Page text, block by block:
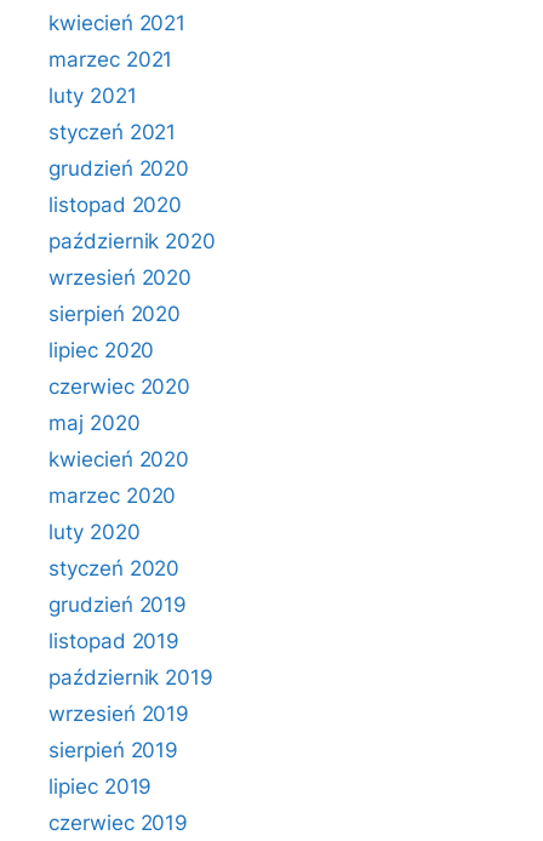
kwiecień 2021
marzec 2021
luty 2021
styczeń 2021
grudzień 2020
listopad 2020
październik 2020
wrzesień 2020
sierpień 2020
lipiec 2020
czerwiec 2020
maj 2020
kwiecień 2020
marzec 2020
luty 2020
styczeń 2020
grudzień 2019
listopad 2019
październik 2019
wrzesień 2019
sierpień 2019
lipiec 2019
czerwiec 2019